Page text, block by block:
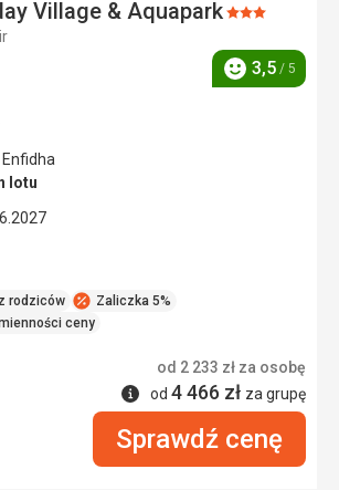
Village & AquaparkOcena:
Ocena
3,5 / 5
rodziców
Zaliczka 5%
ceny
Enfidha
lotu
od 2 233 zł za osobę
Informacje
od 4 466 zł za grupę
Sprawdź cenę